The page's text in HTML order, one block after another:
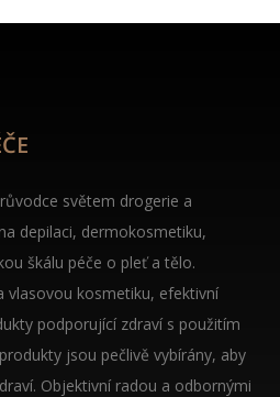
světem drogerie a
depilaci, dermokosmetiku,
škálu péče o pleť a tělo.
vlasovou kosmetiku, efektivní
podporující zdraví s použitím
jsou pečlivě vybírány, aby
Objektivní radou a odbornými